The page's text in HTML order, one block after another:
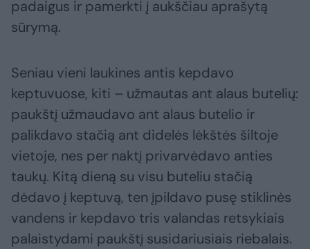
padaigus ir pamerkti į aukščiau aprašytą
sūrymą.
Seniau vieni laukines antis kepdavo
keptuvuose, kiti – užmautas ant alaus butelių:
paukštį užmaudavo ant alaus butelio ir
palikdavo stačią ant didelės lėkštės šiltoje
vietoje, nes per naktį privarvėdavo anties
taukų. Kitą dieną su visu buteliu stačią
dėdavo į keptuvą, ten įpildavo pusę stiklinės
vandens ir kepdavo tris valandas retsykiais
palaistydami paukštį susidariusiais riebalais.